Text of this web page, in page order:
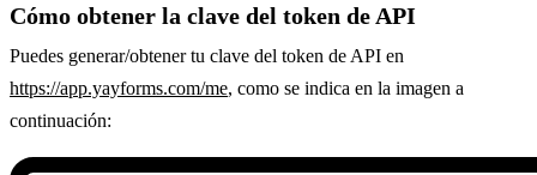
Cómo obtener la clave del token de API
Puedes generar/obtener tu clave del token de API en
https://app.yayforms.com/me, como se indica en la imagen a
continuación: